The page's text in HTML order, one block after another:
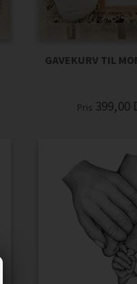
GAVEKURV TIL
Pris 399,00